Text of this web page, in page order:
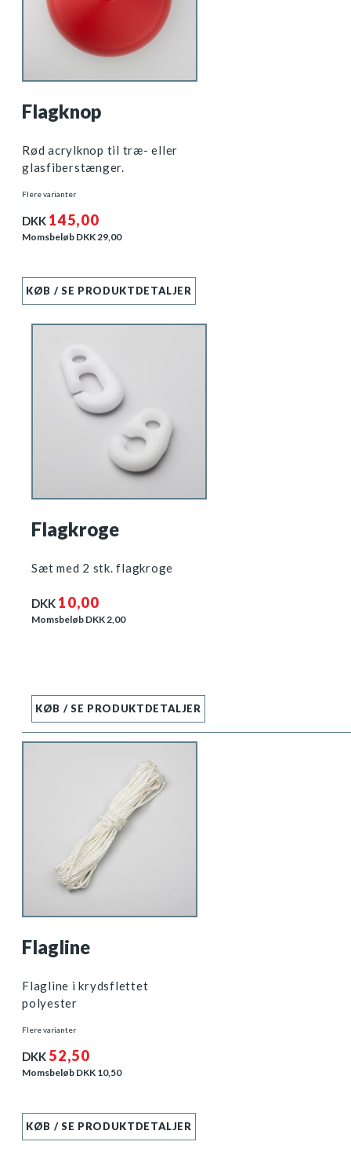
Flagknop
Rød acrylknop til træ- eller
glasfiberstænger.
Flere varianter
DKK 145,00
Momsbeløb DKK29,00
KØB / SE PRODUKTDETALJER
Flagkroge
Sæt med 2 stk. flagkroge
DKK 10,00
Momsbeløb DKK2,00
KØB / SE PRODUKTDETALJER
Flagline
Flagline i krydsflettet
polyester
Flere varianter
DKK 52,50
Momsbeløb DKK 10,50
KØB / SE PRODUKTDETALJER